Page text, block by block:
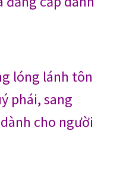
lóng lánh tôn
phái, sang
cho người